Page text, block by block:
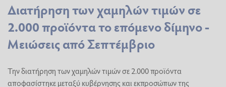
Διατήρηση των χαμηλών τιμών σε
2.000 προϊόντα το επόμενο δίμηνο -
Μειώσεις από Σεπτέμβριο
Την διατήρηση των χαμηλών τιμών σε 2.000 προϊόντα
αποφασίστηκε μεταξύ κυβέρνησης και εκπροσώπων της